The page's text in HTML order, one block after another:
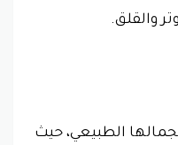
والقلق.
الطبيعي، حيث